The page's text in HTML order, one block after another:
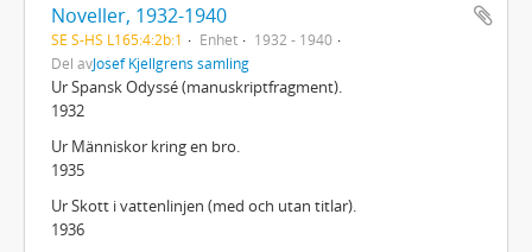
Noveller, 1932-1940
SE S-HS L165:4:2b:1 Enhet
1932 - 1940
Del avJosef Kjellgrens samling
Ur Spansk Odyssé (manuskriptfragment).
1932
Ur Människor kring en bro.
1935
Ur Skott i vattenlinjen (med och utan titlar).
1936